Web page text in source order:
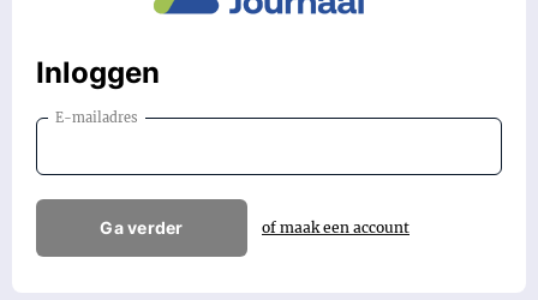
Inloggen
E-mailadres
Ga verder of maak een account